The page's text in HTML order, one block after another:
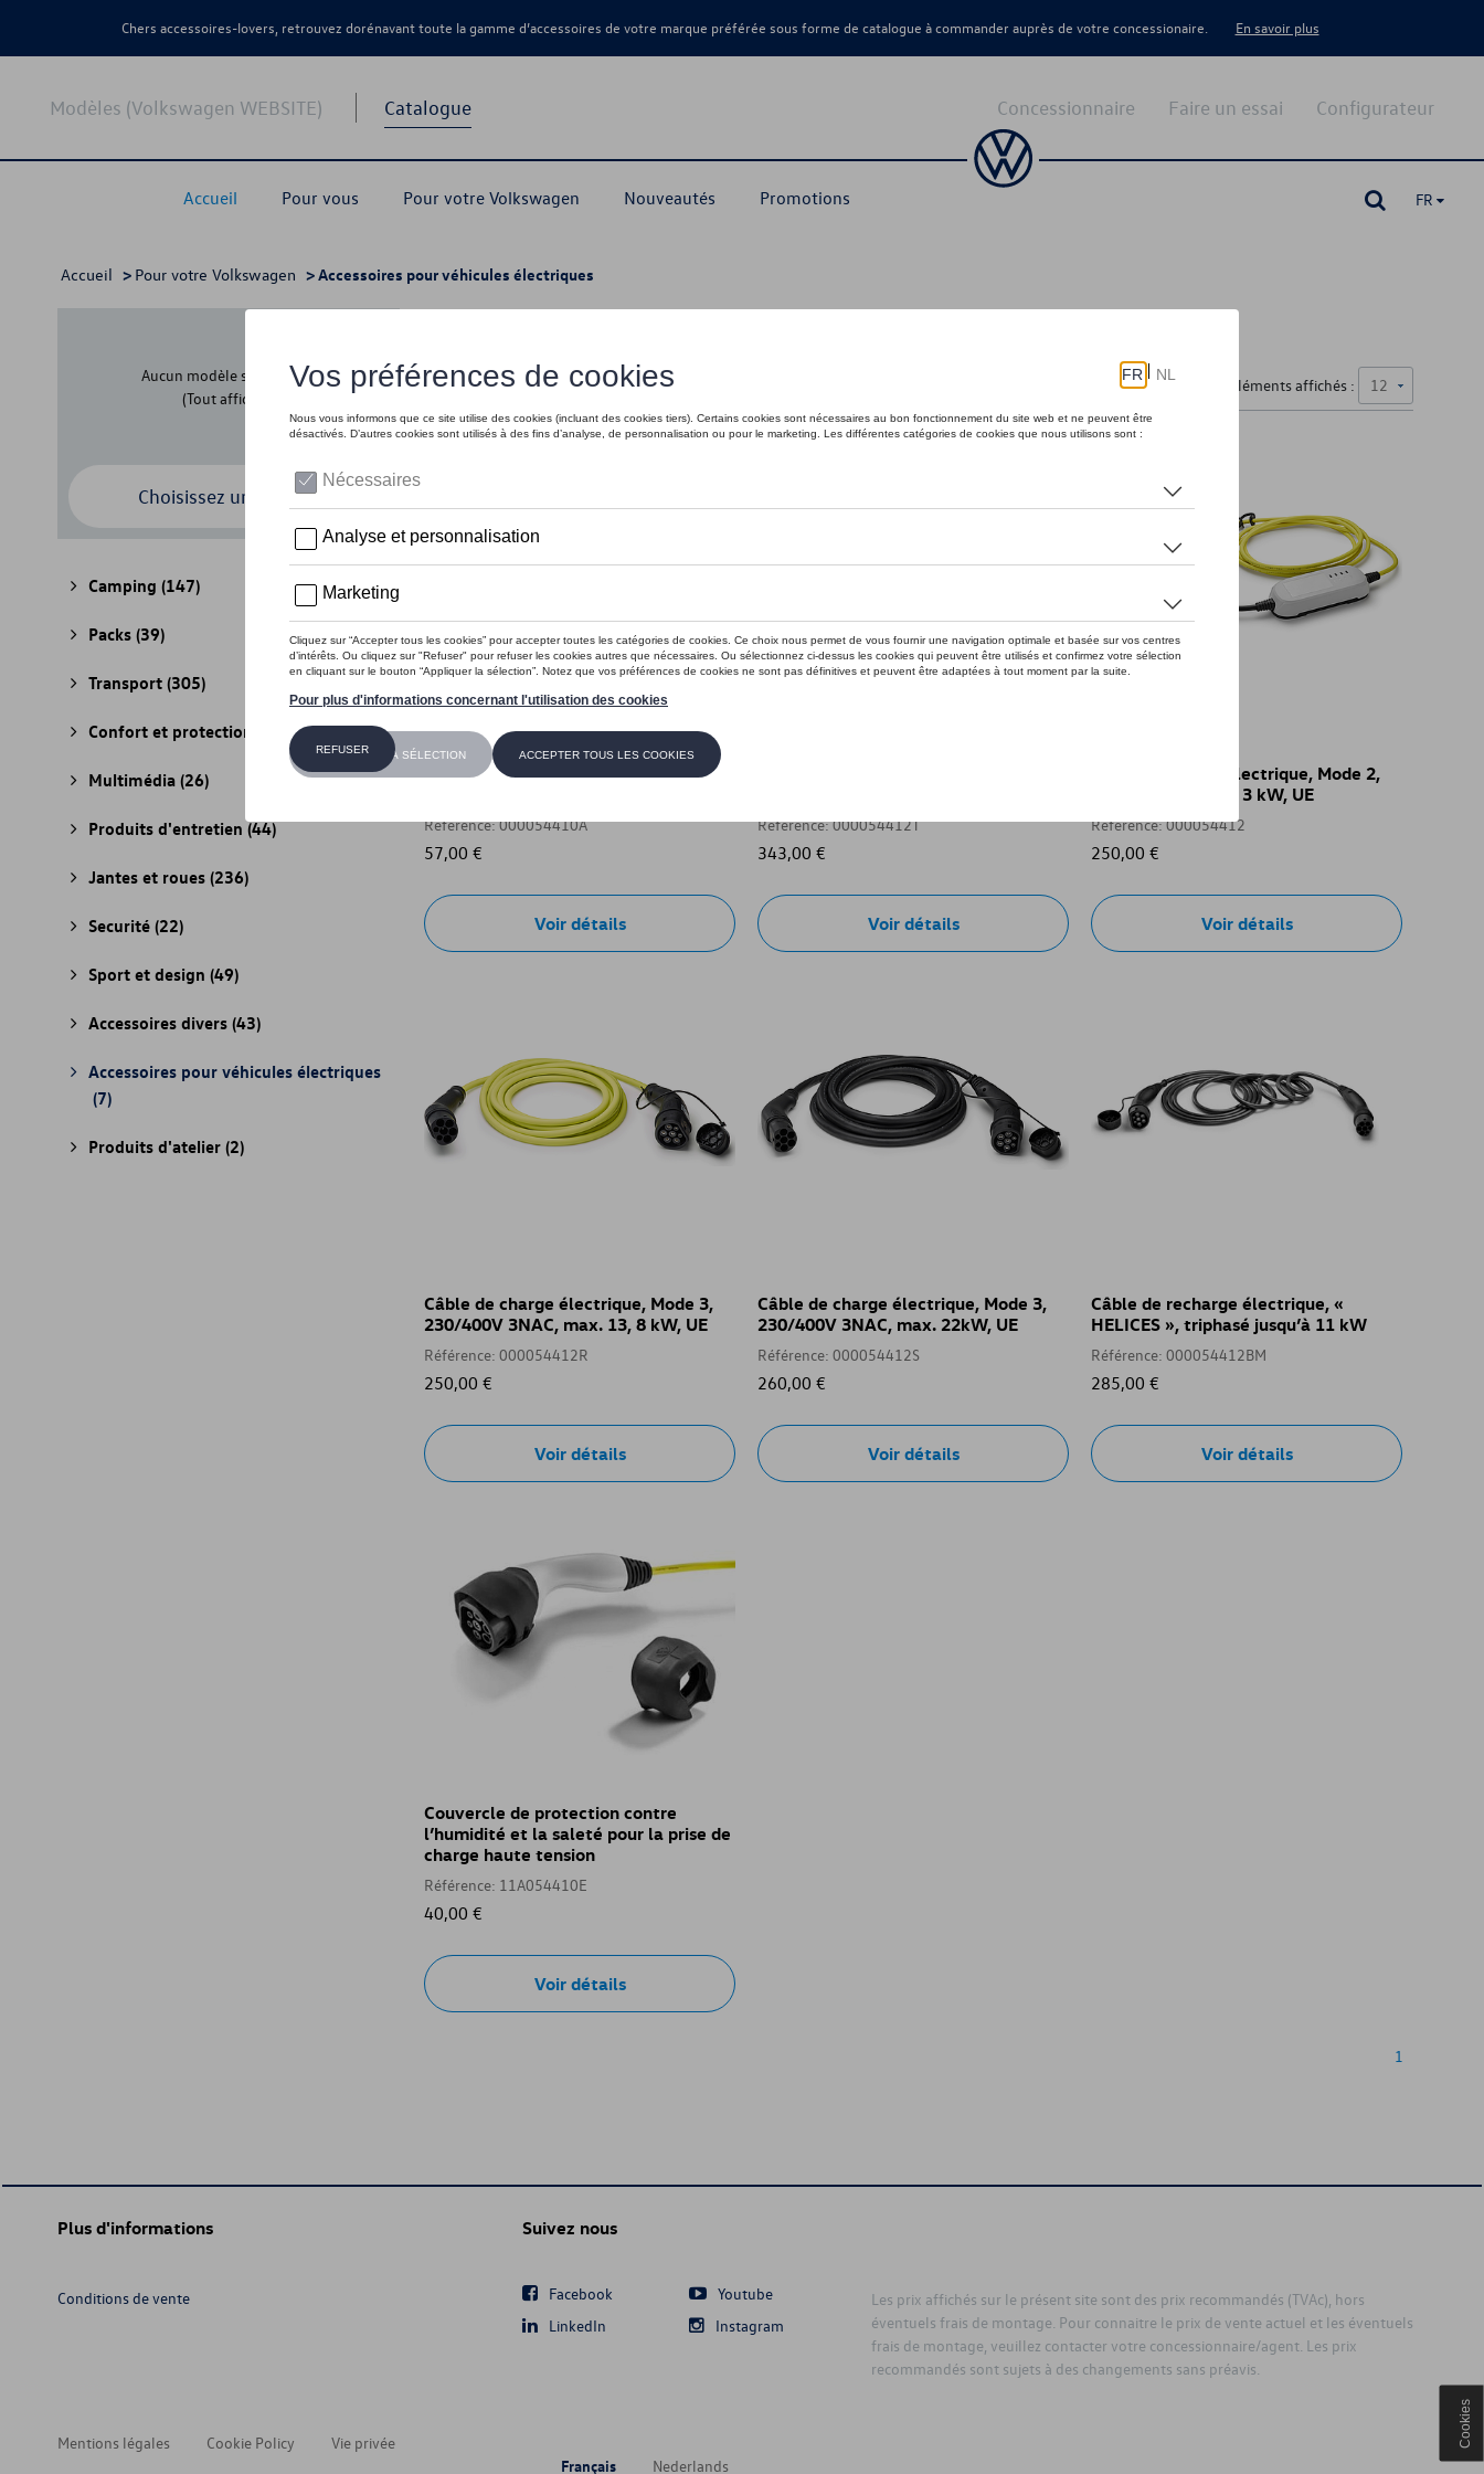
Chers accessoires-lovers, retrouvez dorénavant toute la gamme d’accessoires de votre marque préférée sous forme de catalogue à commander auprès de votre concessionaire. En savoir plus
Modèles (Volkswagen WEBSITE) Catalogue
Accueil Pour vous Pour votre Volkswagen Nouveautés Promotions
Configurateur
Faire un essai
Concessionnaire
FR
Accueil > Pour votre Volkswagen > Accessoires pour véhicules électriques
Aucun modèle sélectionné
(Tout afficher)
Choisissez un modèle
Camping (147)
Packs (39)
Transport (305)
Confort et protection (841)
Multimédia (26)
Produits d'entretien(44)
Jantes et roues (236)
Securité (22)
Sport et design (49)
Accessoires divers (43)
Accessoires pour véhicules électriques
(7)
Produits d'atelier (2)
Nombre d'éléments affichés :
Boîte pliante pour câble de charge
électrique, Avec des gants et un
Référence: 000054410A
57,00 €
Voir détails
Référence: 000054412T
343,00 €
Voir détails
Câble de charge électrique, Mode 2,
230V 1AC, max. 2, 3 kW, UE
Référence: 000054412
250,00 €
Voir détails
Câble de charge électrique, Mode 3,
230/400V 3NAC, max. 13, 8 kW, UE
Référence: 000054412R
250,00 €
Voir détails
Câble de charge électrique, Mode 3,
230/400V 3NAC, max. 22kW, UE
Référence: 000054412S
260,00 €
Voir détails
Câble de recharge électrique, «
HELICES », triphasé jusqu’à 11 kW
Référence: 000054412BM
285,00 €
Voir détails
Couvercle de protection contre
l’humidité et la saleté pour la prise de
charge haute tension
Référence: 11A054410E
40,00 €
Voir détails
1
Plus d'informations
Conditions de vente
Suivez nous
Facebook
Youtube
LinkedIn
Instagram
Les prix affichés sur le présent site sont des prix recommandés (TVAc), hors
éventuels frais de montage. Pour connaitre le prix de vente actuel et les éventuels
frais de montage, veuillez contacter votre concessionnaire/agent. Les prix
recommandés sont sujets à des changements sans préavis.
Mentions légales Cookie Policy
Vie privée
Français
Nederlands
Cookies